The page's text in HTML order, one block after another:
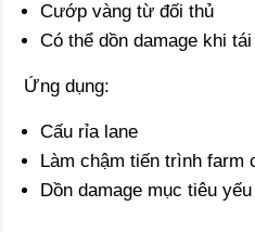
Cướp vàng từ đối thủ
Có thể dồn damage khi
Ứng dụng:
Cấu rỉa lane
Làm chậm tiến trình farm
Dồn damage mục tiêu yếu